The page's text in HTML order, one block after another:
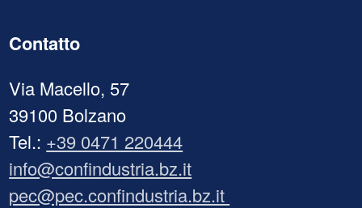
Contatto
Via Macello, 57
39100 Bolzano
Tel.: +39 0471 220444
info@confindustria.bz.it
pec@pec.confindustria.bz.it